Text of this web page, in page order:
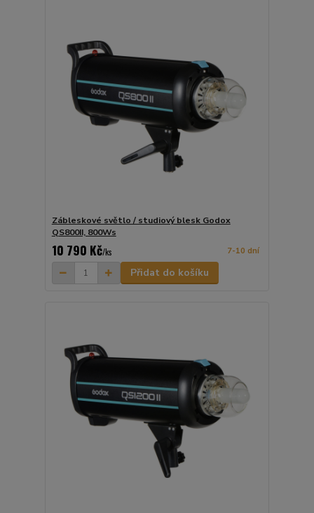
Zábleskové světlo / studiový blesk Godox
QS800II, 800Ws
10 790 Kč/ks 7-10 dní
Přidat do košíku